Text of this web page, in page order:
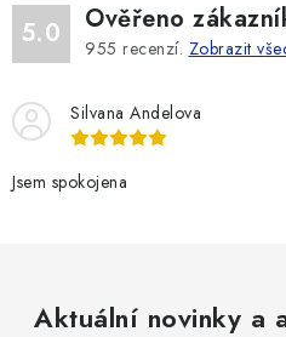
5.0 Ověřeno
955 recenzí. Zobrazit
Silvana Andelova
Jsem spokojena
Aktuální novinky a